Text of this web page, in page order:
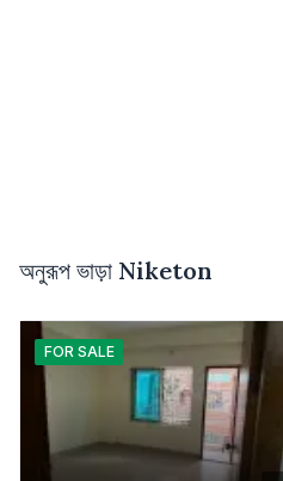
অনুরূপ ভাড়া Niketon
FOR SALE